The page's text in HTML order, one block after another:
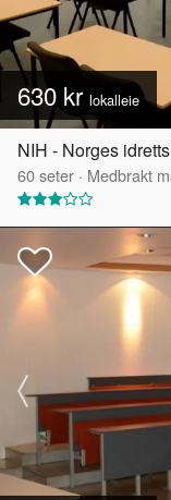
630 kr lokalleie
NIH - Norges
60seter · Medbrakt